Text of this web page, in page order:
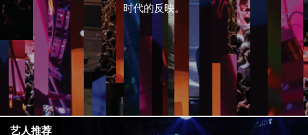
时代的反映。
艺人推荐